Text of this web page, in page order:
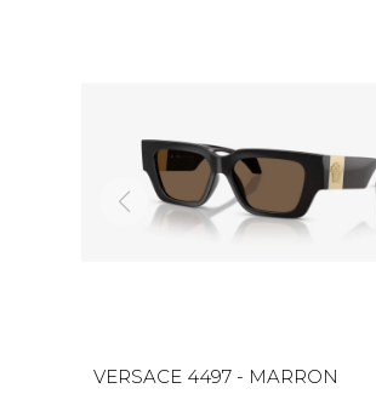
VERSACE 4497 - MARRON